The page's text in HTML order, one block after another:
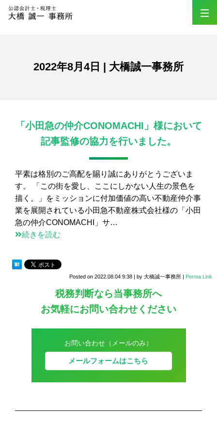
2022年8月4日 | 大橋誠一事務所
「小田急の仲介CONOMACHI」様において
記事監修の協力を行いました。
平素は格別のご高配を賜り誠にありがとうございま
す。 「この街を愛し、ここにしかない人生の景色を
描く。」をミッションに付加価値の高い不動産仲介事
業を展開されている小田急不動産株式会社様の「小田
急の仲介CONOMACHI」サ…
続きを読む
Posted on 2022.08.04 9:38 by 大橋誠一事務所 Perma Link
税務判断なら当事務所へ
お気軽にお問い合わせください
お問い合わせ（メールのみ）
メールフォームはこちら